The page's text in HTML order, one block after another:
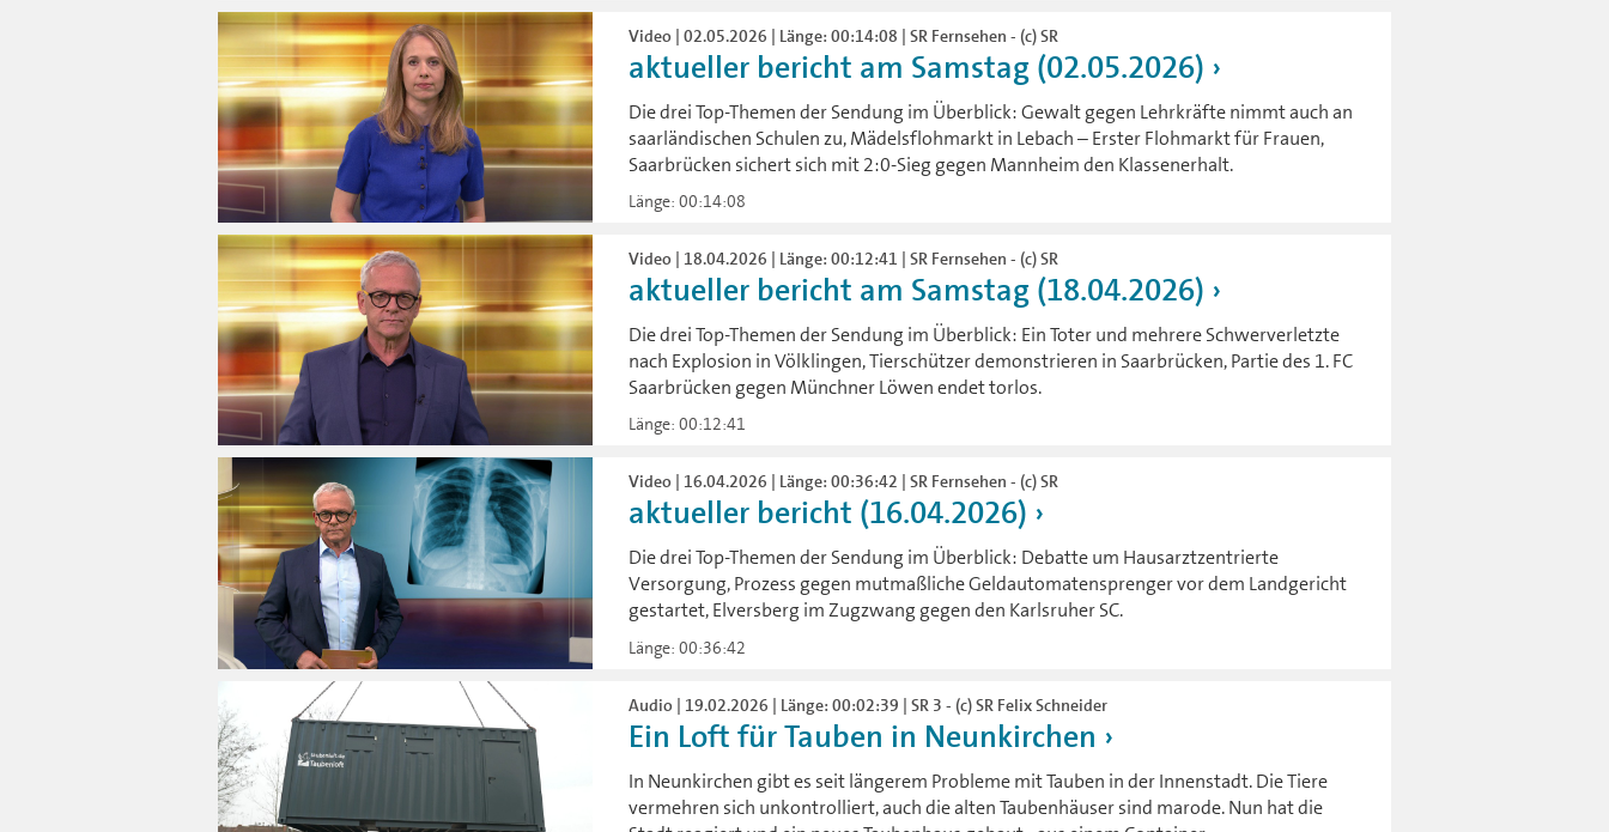
Video | 02.05.2026 | Länge: 00:14:08 | SR Fernsehen - (c) SR
aktueller bericht am Samstag (02.05.2026)
Die drei Top-Themen der Sendung im Überblick: Gewalt gegen Lehrkräfte nimmt auch an
saarländischen Schulen zu, Mädelsflohmarkt in Lebach – Erster Flohmarkt für Frauen,
Saarbrücken sichert sich mit 2:0-Sieg gegen Mannheim den Klassenerhalt.
Länge: 00:14:08
Video | 18.04.2026 | Länge: 00:12:41 | SR Fernsehen - (c) SR
aktueller bericht am Samstag (18.04.2026)
Die drei Top-Themen der Sendung im Überblick: Ein Toter und mehrere Schwerverletzte
nach Explosion in Völklingen, Tierschützer demonstrieren in Saarbrücken, Partie des 1. FC
Saarbrücken gegen Münchner Löwen endet torlos.
Länge: 00:12:41
Video | 16.04.2026 | Länge: 00:36:42 | SR Fernsehen - (c) SR
aktueller bericht (16.04.2026)
Die drei Top-Themen der Sendung im Überblick: Debatte um Hausarztzentrierte
Versorgung, Prozess gegen mutmaßliche Geldautomatensprenger vor dem Landgericht
gestartet, Elversberg im Zugzwang gegen den Karlsruher SC.
Länge: 00:36:42
Audio | 19.02.2026 | Länge: 00:02:39 | SR 3 - (c) SR Felix Schneider
Ein Loft für Tauben in Neunkirchen
In Neunkirchen gibt es seit längerem Probleme mit Tauben in der Innenstadt. Die Tiere
vermehren sich unkontrolliert, auch die alten Taubenhäuser sind marode. Nun hat die